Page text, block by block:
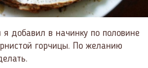
я добавил в начинку по половине
горчицы. По желанию